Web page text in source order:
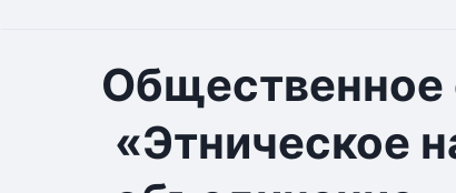
Общественное
«Этническое